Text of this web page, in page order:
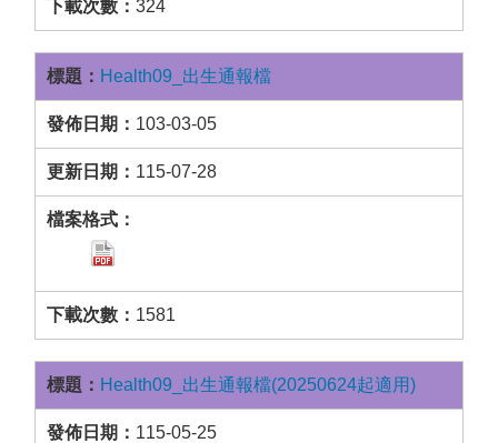
324
Health09_出生通報檔
103-03-05
115-07-28
1581
Health09_出生通報檔(20250624起適用)
115-05-25